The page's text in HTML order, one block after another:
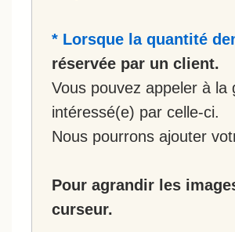
* Lorsque la quantité
réservée par un client.
Vous pouvez appeler à
intéressé(e) par celle-ci.
Nous pourrons ajouter
Pour agrandir les
curseur.